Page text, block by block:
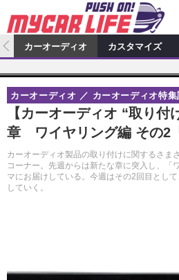
カーオーディオ
特集記事
プロショップ検索
カーオーディオニュース
その他
カスタマイズ
カスタマイズ特集記事
カスタマイズニュース
カーグッズ
カーグッズ特集記事
カーグッズニュース
自動車
ニュース
アクセスランキング
カーオーディオ カスタマイズ
【カーオーディオ “取り付
章 ワイヤリング編 その2
カーオーディオ製品の取り付けに関するさま
コーナー。先週からは新たな章に突入し、「
マにお届けしている。今週はその2回目とし
していく。
カーオーディオ カーオーディオ特集